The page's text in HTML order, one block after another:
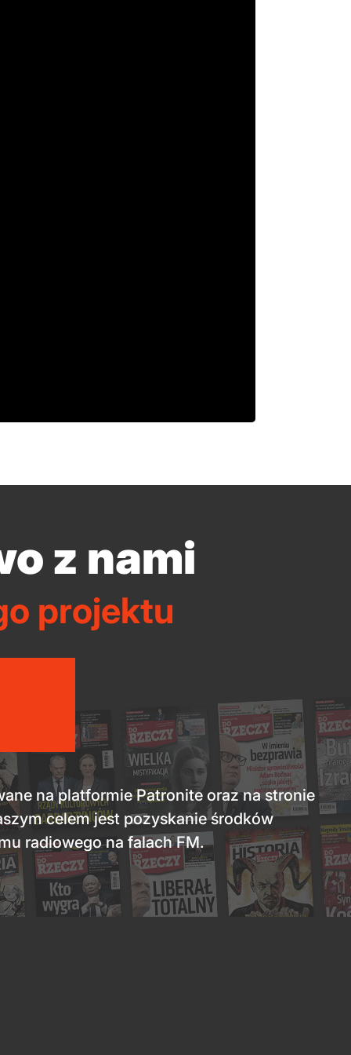
z nami
projektu
na platformie Patronite oraz na stronie
celem jest pozyskanie środków
radiowego na falach FM.